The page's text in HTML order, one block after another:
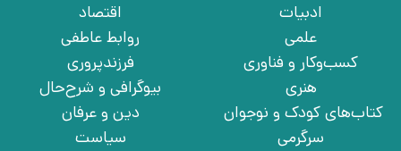
ادبیات
علمی
کسب‌وکار و فناوری
هنری
کتاب‌های کودک و نوجوان
سرگرمی
اقتصاد
روابط عاطفی
فرزندپروری
بیوگرافی و شرح‌حال
دین و عرفان
سیاست